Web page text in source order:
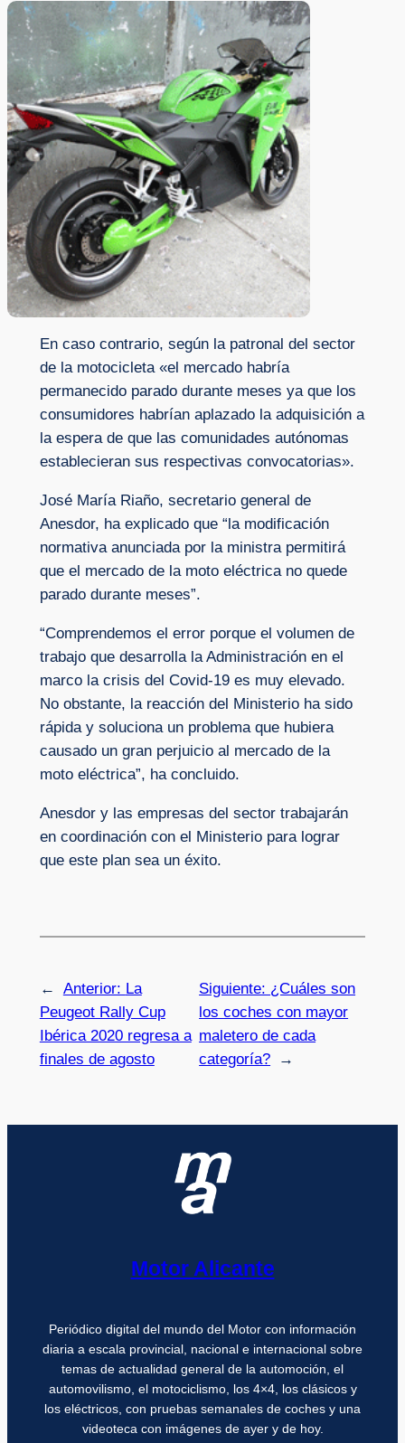
En caso contrario, según la patronal del sector
de la motocicleta «el mercado habría
permanecido parado durante meses ya que los
consumidores habrían aplazado la adquisición a
la espera de que las comunidades autónomas
establecieran sus respectivas convocatorias».
José María Riaño, secretario general de
Anesdor, ha explicado que “la modificación
normativa anunciada por la ministra permitirá
que el mercado de la moto eléctrica no quede
parado durante meses”.
“Comprendemos el error porque el volumen de
trabajo que desarrolla la Administración en el
marco la crisis del Covid-19 es muy elevado.
No obstante, la reacción del Ministerio ha sido
rápida y soluciona un problema que hubiera
causado un gran perjuicio al mercado de la
moto eléctrica”, ha concluido.
Anesdor y las empresas del sector trabajarán
en coordinación con el Ministerio para lograr
que este plan sea un éxito.
← Anterior: La
Peugeot Rally Cup
Ibérica 2020 regresa a
finales de agosto
Siguiente: ¿Cuáles son
los coches con mayor
maletero de cada
categoría?
→
Motor Alicante
Periódico digital del mundo del Motor con información
diaria a escala provincial, nacional e internacional sobre
temas de actualidad general de la automoción, el
automovilismo, el motociclismo, los 4×4, los clásicos y
los eléctricos, con pruebas semanales de coches y una
videoteca con imágenes de ayer y de hoy.